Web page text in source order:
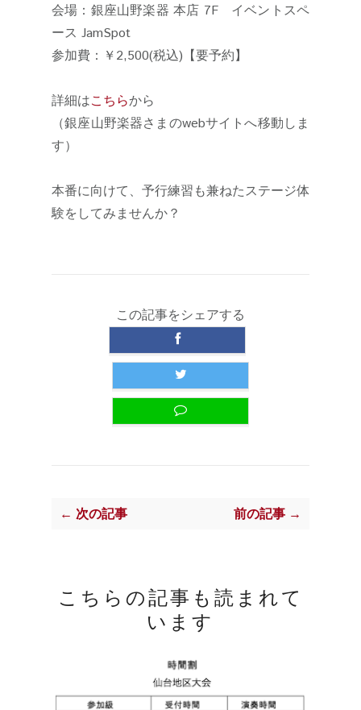
会場：銀座山野楽器 本店 7F イベントスペ
ース JamSpot
参加費：￥2,500(税込)【要予約】
詳細はこちらから
（銀座山野楽器さまのwebサイトへ移動しま
す）
本番に向けて、予行練習も兼ねたステージ体
験をしてみませんか？
この記事をシェアする
← 次の記事 前の記事 →
こちらの記事も読まれて
います